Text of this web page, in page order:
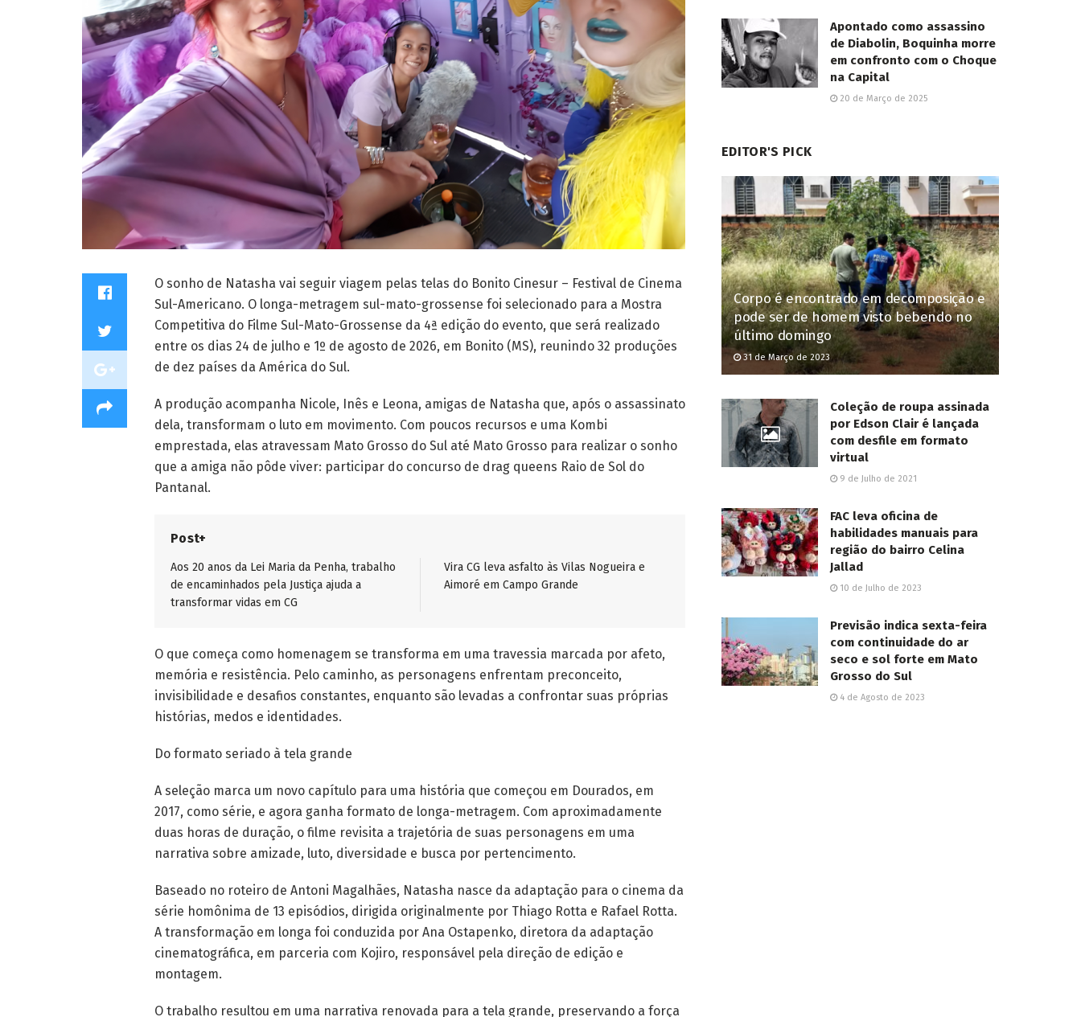
O sonho de Natasha vai seguir viagem pelas telas do Bonito Cinesur – Festival de Cinema
Sul-Americano. O longa-metragem sul-mato-grossense foi selecionado para a Mostra
Competitiva do Filme Sul-Mato-Grossense da 4ª edição do evento, que será realizado
entre os dias 24 de julho e 1º de agosto de 2026, em Bonito (MS), reunindo 32 produções
de dez países da América do Sul.
A produção acompanha Nicole, Inês e Leona, amigas de Natasha que, após o assassinato
dela, transformam o luto em movimento. Com poucos recursos e uma Kombi
emprestada, elas atravessam Mato Grosso do Sul até Mato Grosso para realizar o sonho
que a amiga não pôde viver: participar do concurso de drag queens Raio de Sol do
Pantanal.
Post+
Aos 20 anos da Lei Maria da Penha, trabalho
de encaminhados pela Justiça ajuda a
transformar vidas em CG
Vira CG leva asfalto às Vilas Nogueira e
Aimoré em Campo Grande
O que começa como homenagem se transforma em uma travessia marcada por afeto,
memória e resistência. Pelo caminho, as personagens enfrentam preconceito,
invisibilidade e desafios constantes, enquanto são levadas a confrontar suas próprias
histórias, medos e identidades.
Do formato seriado à tela grande
A seleção marca um novo capítulo para uma história que começou em Dourados, em
2017, como série, e agora ganha formato de longa-metragem. Com aproximadamente
duas horas de duração, o filme revisita a trajetória de suas personagens em uma
narrativa sobre amizade, luto, diversidade e busca por pertencimento.
Baseado no roteiro de Antoni Magalhães, Natasha nasce da adaptação para o cinema da
série homônima de 13 episódios, dirigida originalmente por Thiago Rotta e Rafael Rotta.
A transformação em longa foi conduzida por Ana Ostapenko, diretora da adaptação
cinematográfica, em parceria com Kojiro, responsável pela direção de edição e
montagem.
O trabalho resultou em uma narrativa renovada para a tela grande, preservando a força
Apontado como assassino
de Diabolin, Boquinha morre
em confronto com o Choque
na Capital
20 de Março de 2025
EDITOR'S PICK
Corpo é encontrado em decomposição e
pode ser de homem visto bebendo no
último domingo
31 de Março de 2023
Coleção de roupa assinada
por Edson Clair é lançada
com desfile em formato
virtual
9 de Julho de 2021
FAC leva oficina de
habilidades manuais para
região do bairro Celina
Jallad
10 de Julho de 2023
Previsão indica sexta-feira
com continuidade do ar
seco e sol forte em Mato
Grosso do Sul
4 de Agosto de 2023